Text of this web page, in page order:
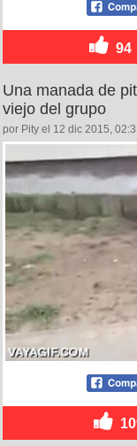
94
Una manada de
viejo del grupo
por Pity el 12 dic 2015,